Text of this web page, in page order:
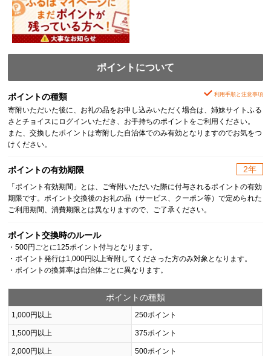
ポイントについて
ポイントの種類 利用手順と注意事項
寄附いただいた後に、お礼の品をお申し込みいただく場合は、姉妹サイトふる
さとチョイスにログインいただき、お手持ちのポイントをご利用ください。
また、交換したポイントは寄附した自治体でのみ有効となりますのでお気をつ
けください。
ポイントの有効期限 2年
「ポイント有効期間」とは、ご寄附いただいた際に付与されるポイントの有効
期限です。ポイント交換後のお礼の品（サービス、クーポン等）で定められた
ご利用期間、消費期限とは異なりますので、ご了承ください。
ポイント交換時のルール
・500円ごとに125ポイント付与となります。
・ポイント発行は1,000円以上寄附してくださった方のみ対象となります。
・ポイントの換算率は自治体ごとに異なります。
ポイントの種類
1,000円以上 250ポイント
1,500円以上 375ポイント
2,000円以上 500ポイント